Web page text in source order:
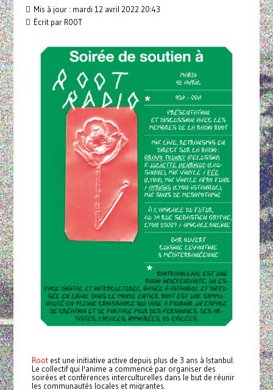
Mis à jour : mardi 12 avril 2022 20:43
Écrit par R00T
Rootest une initiative active depuis plus de 3 ans à Istanbul.
Le collectif qui l'anime a commencé par organiser des
soirées et conférences interculturelles dans le but de réunir
les communautés locales et migrantes.